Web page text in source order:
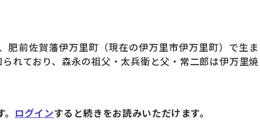
前佐賀藩伊万里町（現在の伊万里市伊万里町）で生ま
れており、森永の祖父・太兵衛と父・常二郎は伊万里焼
ログインすると続きをお読みいただけます。